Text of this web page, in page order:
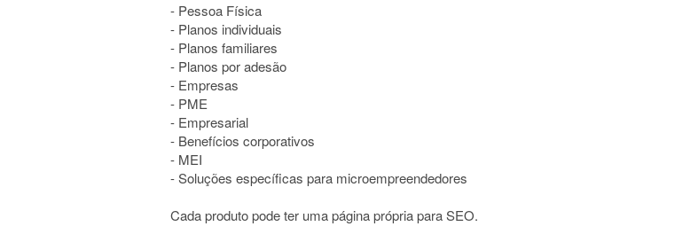
- Pessoa Física
- Planos individuais
- Planos familiares
- Planos por adesão
- Empresas
- PME
- Empresarial
- Benefícios corporativos
- MEI
- Soluções específicas para microempreendedores
Cada produto pode ter uma página própria para SEO.